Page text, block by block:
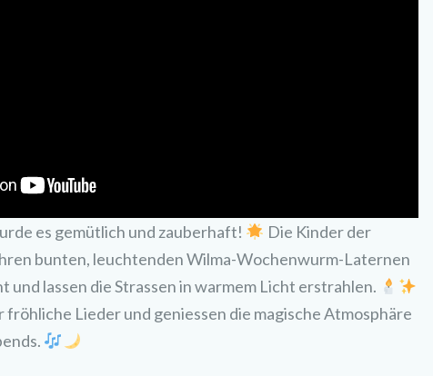
es gemütlich und zauberhaft!
Die Kinder der
bunten, leuchtenden Wilma-Wochenwurm-Laternen
und lassen die Strassen in warmem Licht erstrahlen.
fröhliche Lieder und geniessen die magische Atmosphäre